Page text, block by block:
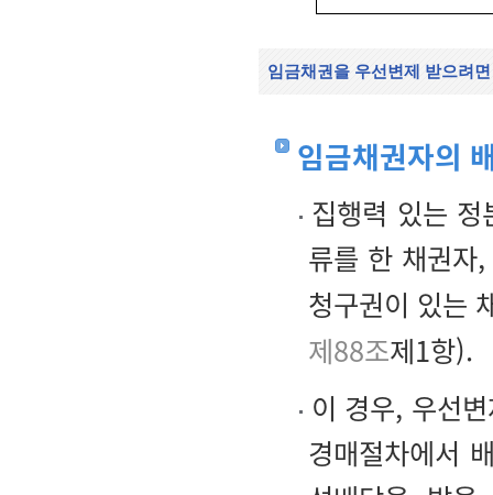
임금채권을 우선변제 받으려면
임금채권자의
집행력 있는
류를 한 채권
청구권이 있는
제88조제1항).
이 경우, 우선
경매절차에서